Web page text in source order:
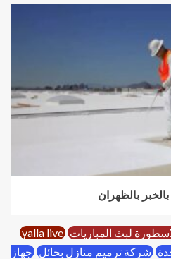
بالظهران
لبث المبارياتyalla live
شركة ترميم منازل بحائلجهاز